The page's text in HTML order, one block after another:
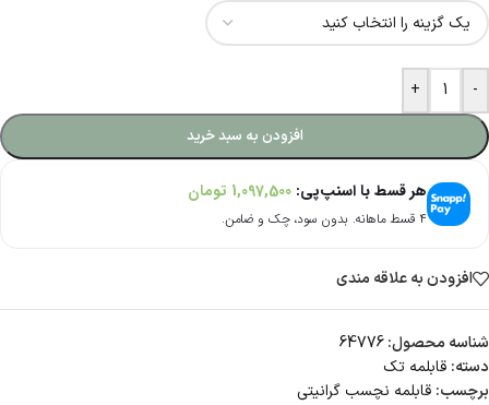
-
+
افزودن به سبد خرید
هر قسط با اسنپ‌پی: 1,097,500 تومان
۴ قسط ماهانه. بدون سود، چک و ضامن.
افزودن به علاقه مندی
شناسه محصول:64776
دسته: قابلمه تک
برچسب: قابلمه نچسب گرانیتی